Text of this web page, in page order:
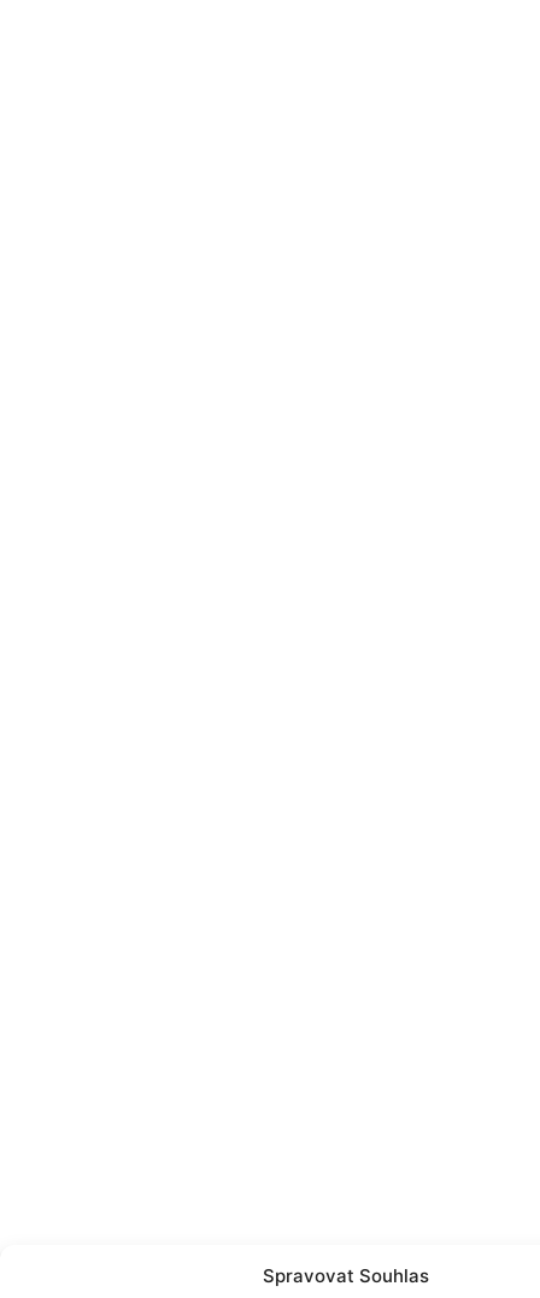
Spravovat Souhlas